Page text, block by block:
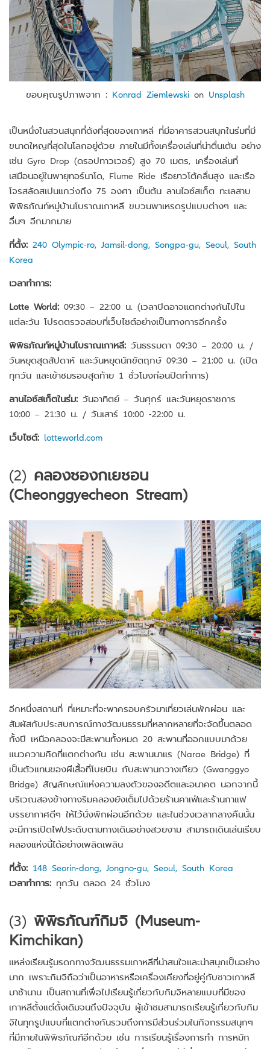
ขอบคุณรูปภาพจาก : Konrad Ziemlewskion Unsplash
เป็นหนึ่งในสวนสนุกที่ดังที่สุดของเกาหลี ที่มีอาคารสวนสนุกในร่มที่มี
ขนาดใหญที่สุดในโลกอยู่ด้วย ภายในมีทั้งเครื่องเล่นที่น่าตื่นเต้น อย่าง
เช่น Gyro Drop (ดรอปทาวเวอร์) สูง 70 เมตร, เครื่องเล่นที่
เสมือนอยู่ในพายุทอร์นาโด, Flume Ride เรือยาวโต้คลื่นสูง และเรือ
โจรสลัดสเปนแกว่งถึง 75 องศา เป็นต้น ลานไอซ์สเก็ต ทะเลสาบ
พิพิธภัณท์หมู่บ้านโบราณเกาหลี ขบวนพาเหรดรูปแบบต่างๆ และ
อื่นๆ อีกมากมาย
ที่ตั้ง: 240 Olympic-ro, Jamsil-dong, Songpa-gu, Seoul, South
Korea
เวลาทำการ:
Lotte World: 09:30 – 22:00 น. (เวลาปิดอาจแตกต่างกันไปใน
แต่ละวัน โปรดตรวจสอบที่เว็บไซต์อย่างเป็นทางการอีกครั้ง
พิพิธภัณท์หมู่บ้านโบราณเกาหลี: วันธรรมดา 09:30 – 20:00 น. /
วันหยุดสุดสัปดาห์ และวันหยุดนักขัตฤกษ์ 09:30 – 21:00 น. (เปิด
ทุกวัน และเข้าชมรอบสุดท้าย 1 ชั่วโมงก่อนปิดทำการ)
ลานไอซ์สเก็ตในร่ม: วันอาทิตย์ – วันศุกร์ และวันหยุดราชการ
10:00 – 21:30 น. / วันเสาร์ 10:00 -22:00 น.
เว็บไซต์: lotteworld.com
(2) คลองชองกเยชอน
(Cheonggyecheon Stream)
อีกหนึ่งสถานที่ ที่เหมาะที่จะพาครอบครัวมาเที่ยวเล่นพักผ่อน และ
สัมผัสกับประสบการณ์ทางวัฒนธรรมที่หลากหลายที่จะจัดขึ้นตลอด
ทั้งปี เหนือคลองจะมีสะพานทั้งหมด 20 สะพานที่ออกแบบมาด้วย
แนวความคิดที่แตกต่างกัน เช่น สะพานนาแร (Narae Bridge) ที่
เป็นตัวแทนของผีเสื้อที่โบยบิน กับสะพานกวางเกียว (Gwanggyo
Bridge) สัญลักษณ์แห่งความลงตัวของอดีตและอนาคต นอกจากนี้
บริเวณสองข้างทางริมคลองยังเต็มไปด้วยร้านคาเฟ่และร้านกาแฟ
บรรยากาศดีๆ ให้ไว้นั่งพักผ่อนอีกด้วย และในช่วงเวลากลางคืนนั้น
จะมีการเปิดไฟประดับตามทางเดินอย่างสวยงาม สามารถเดินเล่นเรียบ
คลองแห่งนี้ได้อย่างเพลิดเพลิน
ที่ตั้ง: 148 Seorin-dong, Jongno-gu, Seoul, South Korea
เวลาทำการ: ทุกวัน ตลอด 24 ชั่วโมง
(3) พิพิธภัณฑ์กิมจิ (Museum-
Kimchikan)
แหล่งเรียนรู้มรดกทางวัฒนธรรมเกาหลีที่น่าสนใจและน่าสนุกเป็นอย่าง
มาก เพราะกิมจิถือว่าเป็นอาหารหรือเครื่องเคียงที่อยู่คู่กับชาวเกาหลี
มาช้านาน เป็นสถานที่เพื่อไปเรียนรู้เกี่ยวกับกิมจิหลายแบบที่มีของ
เกาหลีตั้งแต่ดั้งเดิมจนถึงปัจจุบัน ผู้เข้าชมสามารถเรียนรู้เกี่ยวกับกิม
จิในทุกรูปแบบที่แตกต่างกันรวมถึงการมีส่วนร่วมในกิจกรรมสนุกๆ
ที่มีภายในพิพิธภัณฑ์อีกด้วย เช่น การเรียนรู้เรื่องการทำ การหมัก